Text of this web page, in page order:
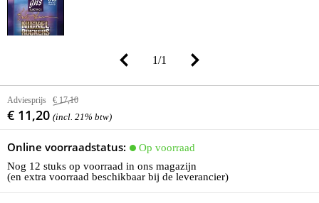
1/1
Adviesprijs € 17,10
€ 11,20 (incl. 21% btw)
Online voorraadstatus:
Op voorraad
Nog 12 stuks op voorraad in ons magazijn
(en extra voorraad beschikbaar bij de leverancier)